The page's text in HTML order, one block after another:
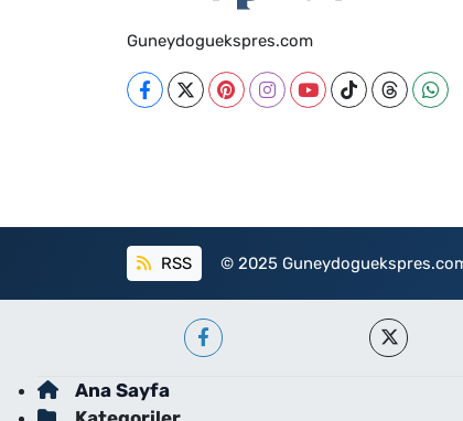
Guneydoguekspres.com
RSS © 2025
Ana Sayfa